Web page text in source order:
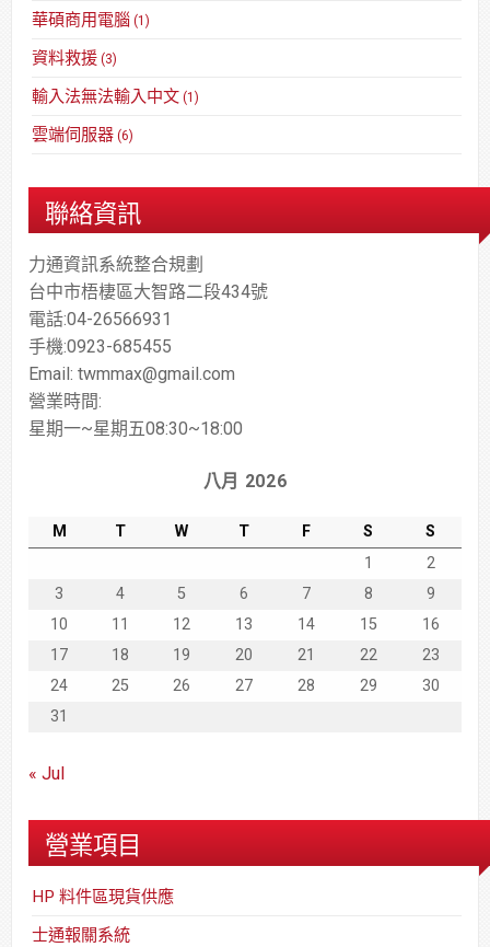
華碩商用電腦 (1)
資料救援 (3)
輸入法無法輸入中文 (1)
雲端伺服器 (6)
聯絡資訊
力通資訊系統整合規劃
台中市梧棲區大智路二段434號
電話:04-26566931
手機:0923-685455
Email: twmmax@gmail.com
營業時間:
星期一~星期五08:30~18:00
八月 2026
M T W T F S
S
1
2
3
4 5 6 7 8
9
10
11 12 13 14 15
16
17
18 19 20 21 22
23
24
25 26 27 28 29
30
31
« Jul
營業項目
HP 料件區現貨供應
士通報關系統